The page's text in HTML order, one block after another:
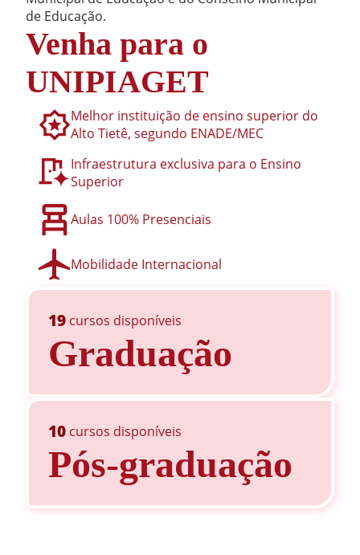
de Educação.
Venha para o
UNIPIAGET
Melhor instituição de ensino superior do
Alto Tietê, segundo ENADE/MEC
Infraestrutura exclusiva para o Ensino
Superior
Aulas 100% Presenciais
Mobilidade Internacional
19 cursos disponíveis
Graduação
10 cursos disponíveis
Pós-graduação